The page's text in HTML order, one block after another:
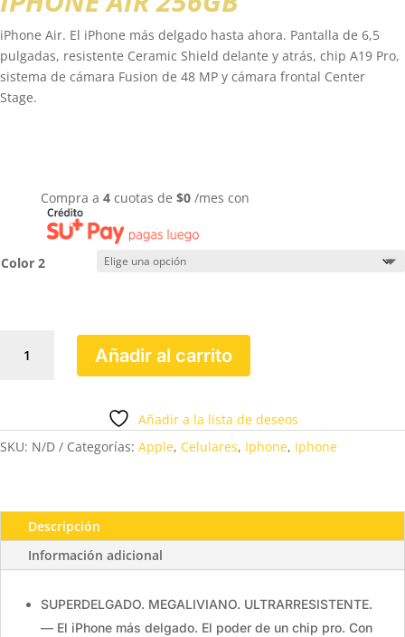
iPhone Air. El iPhone más delgado hasta ahora. Pantalla de 6,5
pulgadas, resistente Ceramic Shield delante y atrás, chip A19 Pro,
sistema de cámara Fusion de 48 MP y cámara frontal Center
Stage.
Compra a 4cuotas de $0 /mes con
Color 2
Añadir al carrito
Añadir a la lista de deseos
SKU: N/D Categorías: Apple, Celulares, Iphone, Iphone
Descripción
Información adicional
SUPERDELGADO. MEGALIVIANO. ULTRARRESISTENTE.
— El iPhone más delgado. El poder de un chip pro. Con